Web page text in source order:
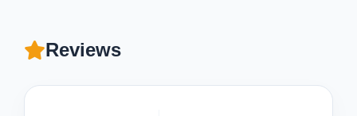
Reviews